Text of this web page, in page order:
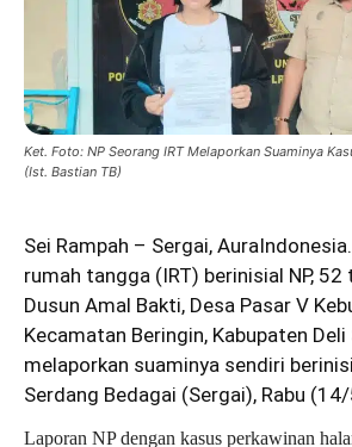
Ket. Foto: NP Seorang IRT Melaporkan Suaminya
(Ist. Bastian TB)
Sei Rampah – Sergai,
rumah tangga (IRT) berinisial NP,
Dusun Amal Bakti, Desa Pasar V
Kecamatan Beringin, Kabupaten Deli
melaporkan suaminya sendiri
Serdang Bedagai (Sergai), Rabu
Laporan NP dengan kasus perkawinan